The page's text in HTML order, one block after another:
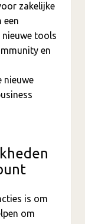
zakelijke
een
tools
en
nieuwe
is om
om